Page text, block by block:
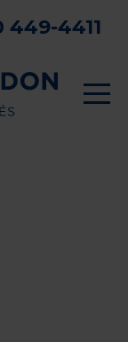
449-4411